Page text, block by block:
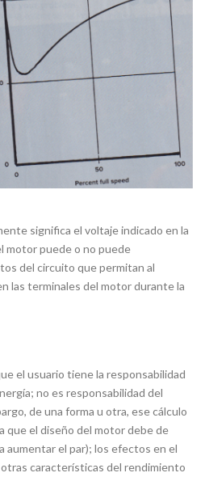
significa el voltaje indicado en la
motor puede o no puede
del circuito que permitan al
las terminales del motor durante la
el usuario tiene la responsabilidad
no es responsabilidad del
de una forma u otra, ese cálculo
que el diseño del motor debe de
aumentar el par); los efectos en el
características del rendimiento